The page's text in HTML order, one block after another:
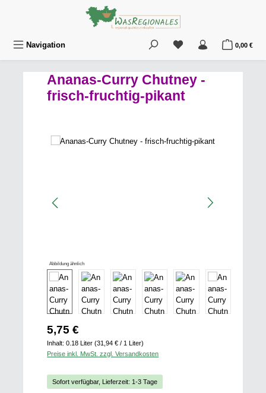
Zum Hauptinhalt springen
Navigation Du hast 0 Produkte
0,00 €
Ananas-Curry Chutney -
frisch-fruchtig-pikant
Bildergalerie überspringen
Abbildung ähnlich
Regulärer Preis:
5,75 €
Inhalt:0.18 Liter(31,94 € / 1 Liter)
Preise inkl. MwSt. zzgl. Versandkosten
Sofort verfügbar, Lieferzeit: 1-3 Tage